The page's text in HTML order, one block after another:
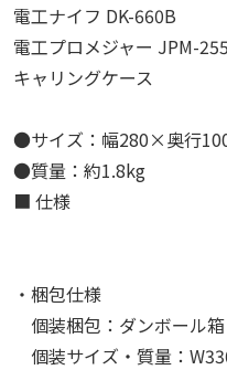
電工ナイフ DK-660B
電工プロメジャー JPM-
キャリングケース
●サイズ：幅280×奥行
●質量：約1.8kg
■ 仕様
・梱包仕様
個装梱包：ダンボール箱
個装サイズ・質量：